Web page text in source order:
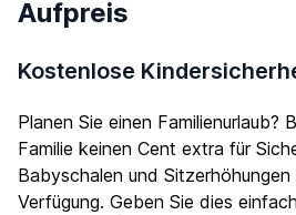
Aufpreis
Kostenlose
Planen Sie einen Familienurlaub?
Familie keinen Cent extra für
Babyschalen und
Verfügung. Geben Sie dies